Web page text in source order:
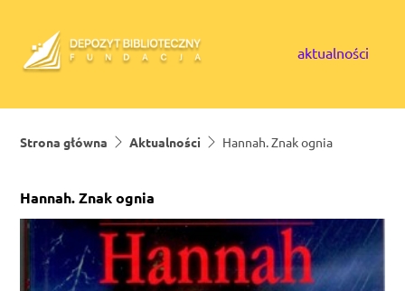
aktualności
Strona główna Aktualności Hannah. Znak ognia
Hannah. Znak ognia